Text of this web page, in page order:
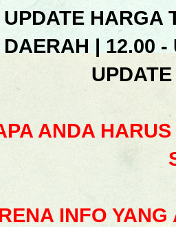
UPDATE HARGA
| 12.00
ANDA
INFO